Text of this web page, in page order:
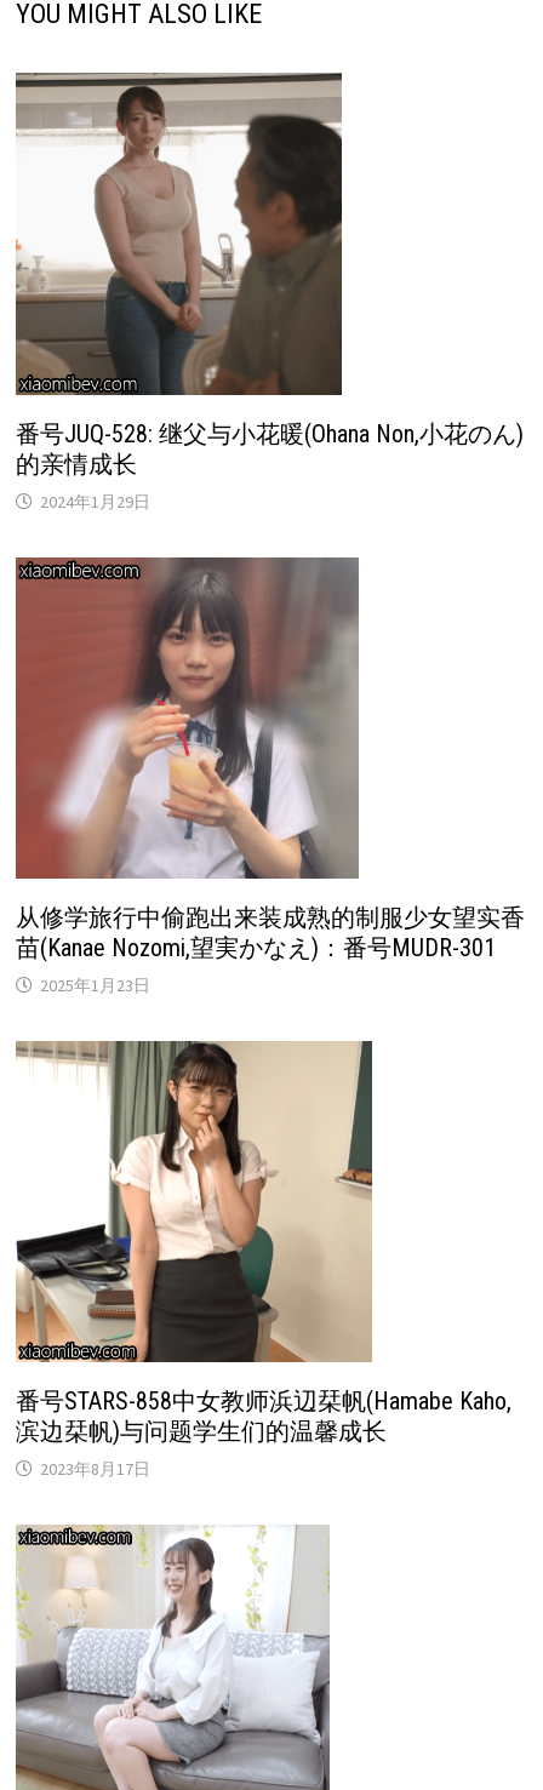
YOU MIGHT ALSO LIKE
番号JUQ-528: 继父与小花暖(Ohana Non,小花のん)
的亲情成长
2024年1月29日
从修学旅行中偷跑出来装成熟的制服少女望实香
苗(Kanae Nozomi,望実かなえ)：番号MUDR-301
2025年1月23日
番号STARS-858中女教师浜辺栞帆(Hamabe Kaho,
滨边栞帆)与问题学生们的温馨成长
2023年8月17日